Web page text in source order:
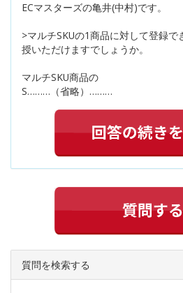
ECマスターズの亀井(中村)です。
>マルチSKUの1商品に対して登録で
授いただけますでしょうか。
マルチSKU商品の
S………（省略）………
質問を検索する